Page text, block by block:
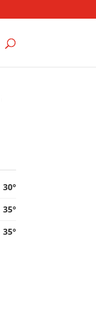
30°
35°
35°